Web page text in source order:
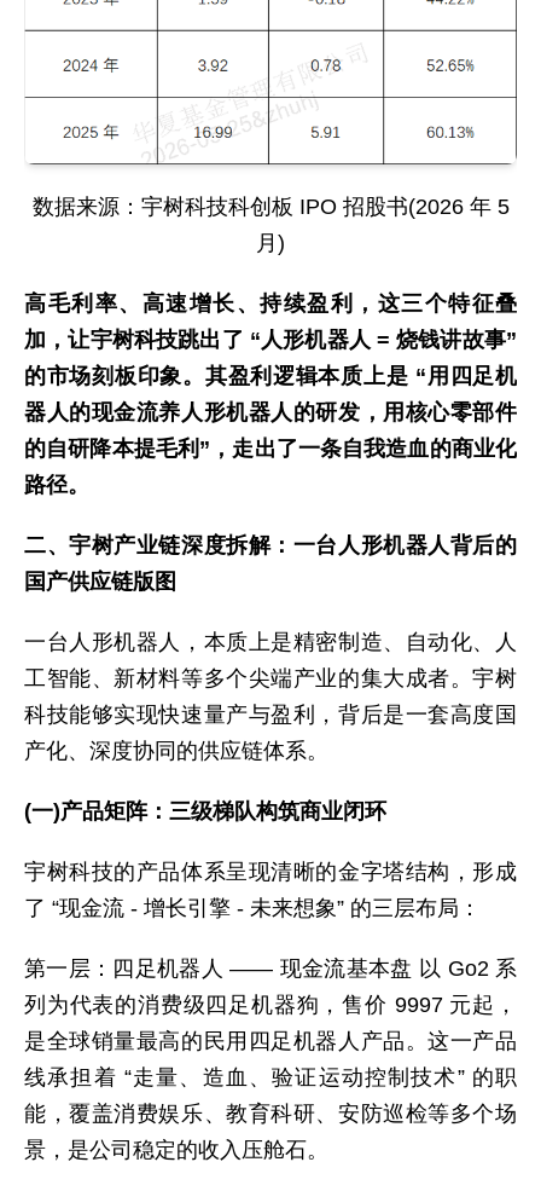
数据来源：宇树科技科创板 IPO 招股书(2026 年 5
月)
高毛利率、高速增长、持续盈利，这三个特征叠
加，让宇树科技跳出了 “人形机器人 = 烧钱讲故事”
的市场刻板印象。其盈利逻辑本质上是 “用四足机
器人的现金流养人形机器人的研发，用核心零部件
的自研降本提毛利”，走出了一条自我造血的商业化
路径。
二、宇树产业链深度拆解：一台人形机器人背后的
国产供应链版图
一台人形机器人，本质上是精密制造、自动化、人
工智能、新材料等多个尖端产业的集大成者。宇树
科技能够实现快速量产与盈利，背后是一套高度国
产化、深度协同的供应链体系。
(一)产品矩阵：三级梯队构筑商业闭环
宇树科技的产品体系呈现清晰的金字塔结构，形成
了 “现金流 - 增长引擎 - 未来想象” 的三层布局：
第一层：四足机器人 —— 现金流基本盘 以 Go2 系
列为代表的消费级四足机器狗，售价 9997 元起，
是全球销量最高的民用四足机器人产品。这一产品
线承担着 “走量、造血、验证运动控制技术” 的职
能，覆盖消费娱乐、教育科研、安防巡检等多个场
景，是公司稳定的收入压舱石。